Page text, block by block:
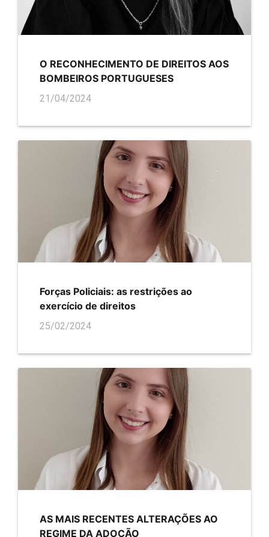
O RECONHECIMENTO DE DIREITOS AOS
BOMBEIROS PORTUGUESES
21/04/2024
Forças Policiais: as restrições ao
exercício de direitos
25/02/2024
AS MAIS RECENTES ALTERAÇÕES AO
REGIME DA ADOÇÃO